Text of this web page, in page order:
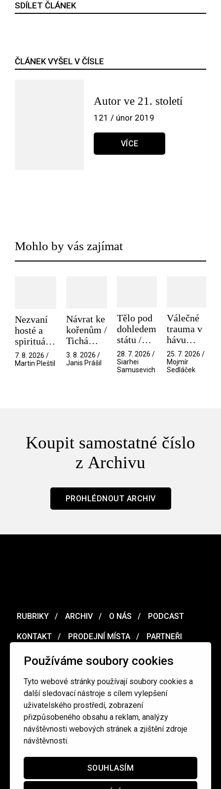
Používáme soubory cookies
Tyto webové stránky používají soubory cookies a
další sledovací nástroje s cílem vylepšení
uživatelského prostředí, zobrazení
přizpůsobeného obsahu a reklam, analýzy
návštěvnosti webových stránek a zjištění zdroje
návštěvnosti.
SOUHLASÍM
SDÍLET ČLÁNEK
ČLÁNEK VYŠEL V ČÍSLE
Autor ve 21. století
121 / únor 2019
VÍCE
Mohlo by vás zajímat
Nezvaní
hosté a
spirituální
narušitelé
z vesmíru
7. 8. 2026 /
Martin Pleštil
Návrat ke
kořenům /
Tichá
přítelkyně
3. 8. 2026 /
Janis Prášil
Tělo pod
dohledem
státu /
Pramen
28. 7. 2026 /
Siarhei
Samusevich
Válečné
trauma v
hávu
spektáklu
/ Odyssea
25. 7. 2026 /
Mojmír
Sedláček
Koupit samostatné číslo
z Archivu
PROHLÉDNOUT ARCHIV
RUBRIKY ARCHIV O NÁS PODCAST
KONTAKT PRODEJNÍ MÍSTA PARTNEŘI
MERCH VOUCHER
Ochrana osobních údajů / Obchodní podmínky
redakce@cinepur.cz